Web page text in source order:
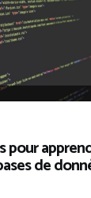
pour
de